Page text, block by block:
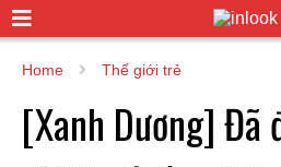
Home Thế giới trẻ
[Xanh Dương] Đã